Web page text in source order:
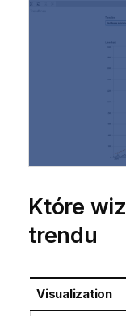
Które
trendu
Visualization